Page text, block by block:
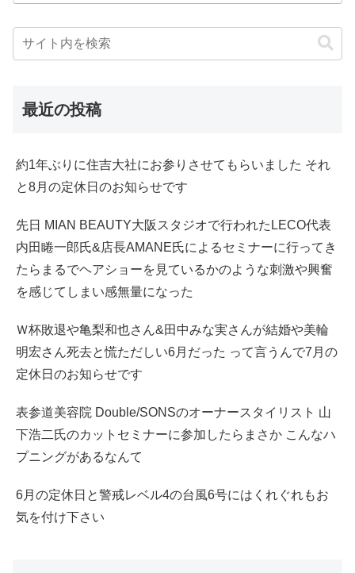
最近の投稿
約1年ぶりに住吉大社にお参りさせてもらいました それ
と8月の定休日のお知らせです
先日 MIAN BEAUTY大阪スタジオで行われたLECO代表
内田睠一郎氏&店長AMANE氏によるセミナーに行ってき
たらまるでヘアショーを見ているかのような刺激や興奮
を感じてしまい感無量になった
Ｗ杯敗退や亀梨和也さん&田中みな実さんが結婚や美輪
明宏さん死去と慌ただしい6月だった って言うんで7月の
定休日のお知らせです
表参道美容院 Double/SONSのオーナースタイリスト 山
下浩二氏のカットセミナーに参加したらまさか こんなハ
プニングがあるなんて
6月の定休日と警戒レベル4の台風6号にはくれぐれもお
気を付け下さい